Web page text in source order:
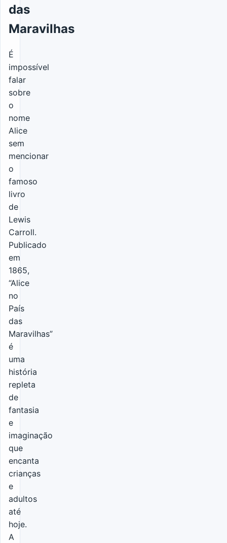
das
Maravilhas
É
impossível
falar
sobre
o
nome
Alice
sem
mencionar
o
famoso
livro
de
Lewis
Carroll.
Publicado
em
1865,
“Alice
no
País
das
Maravilhas”
é
uma
história
repleta
de
fantasia
e
imaginação
que
encanta
crianças
e
adultos
até
hoje.
A